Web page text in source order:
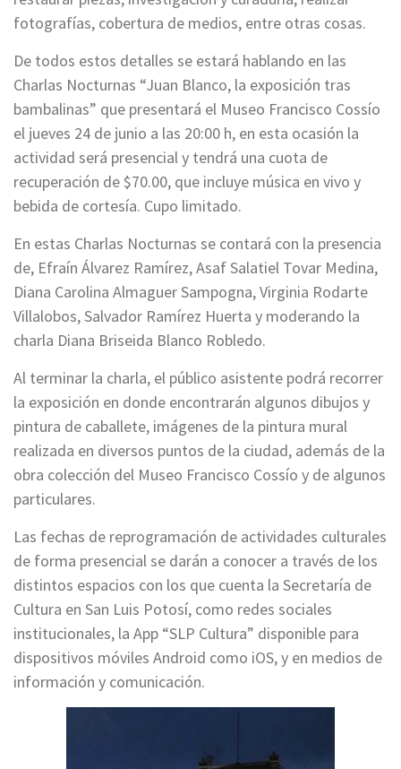
fotografías, cobertura de medios, entre otras cosas.
De todos estos detalles se estará hablando en las
Charlas Nocturnas “Juan Blanco, la exposición tras
bambalinas” que presentará el Museo Francisco Cossío
el jueves 24 de junio a las 20:00 h, en esta ocasión la
actividad será presencial y tendrá una cuota de
recuperación de $70.00, que incluye música en vivo y
bebida de cortesía. Cupo limitado.
En estas Charlas Nocturnas se contará con la presencia
de, Efraín Álvarez Ramírez, Asaf Salatiel Tovar Medina,
Diana Carolina Almaguer Sampogna, Virginia Rodarte
Villalobos, Salvador Ramírez Huerta y moderando la
charla Diana Briseida Blanco Robledo.
Al terminar la charla, el público asistente podrá recorrer
la exposición en donde encontrarán algunos dibujos y
pintura de caballete, imágenes de la pintura mural
realizada en diversos puntos de la ciudad, además de la
obra colección del Museo Francisco Cossío y de algunos
particulares.
Las fechas de reprogramación de actividades culturales
de forma presencial se darán a conocer a través de los
distintos espacios con los que cuenta la Secretaría de
Cultura en San Luis Potosí, como redes sociales
institucionales, la App “SLP Cultura” disponible para
dispositivos móviles Android como iOS, y en medios de
información y comunicación.